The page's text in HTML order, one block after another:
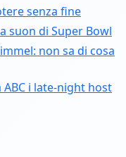
senza fine
suon di Super Bowl
non sa di cosa
i late-night host